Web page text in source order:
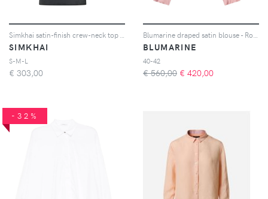
SIMKHAI
S-M-L
€ 303,00
BLUMARINE
40-42
€ 560,00 € 420,00
-32%